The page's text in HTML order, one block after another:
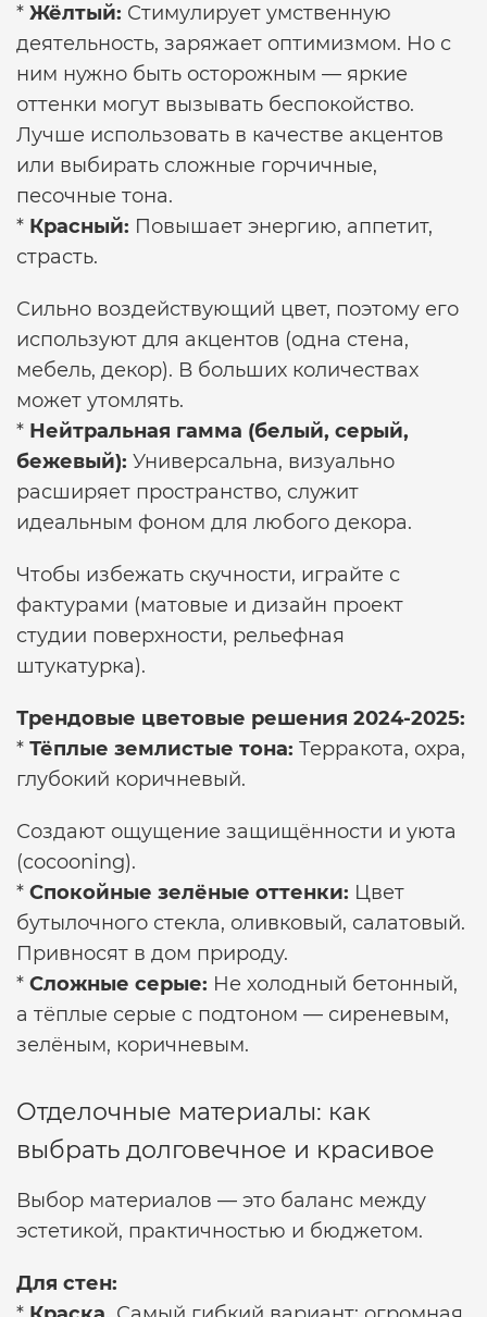
* Жёлтый: Стимулирует умственную
деятельность, заряжает оптимизмом. Но с
ним нужно быть осторожным — яркие
оттенки могут вызывать беспокойство.
Лучше использовать в качестве акцентов
или выбирать сложные горчичные,
песочные тона.
* Красный: Повышает энергию, аппетит,
страсть.
Сильно воздействующий цвет, поэтому его
используют для акцентов (одна стена,
мебель, декор). В больших количествах
может утомлять.
* Нейтральная гамма (белый, серый,
бежевый): Универсальна, визуально
расширяет пространство, служит
идеальным фоном для любого декора.
Чтобы избежать скучности, играйте с
фактурами (матовые и дизайн проект
студии поверхности, рельефная
штукатурка).
Трендовые цветовые решения 2024-2025:
* Тёплые землистые тона: Терракота, охра,
глубокий коричневый.
Создают ощущение защищённости и уюта
(cocooning).
* Спокойные зелёные оттенки: Цвет
бутылочного стекла, оливковый, салатовый.
Привносят в дом природу.
* Сложные серые: Не холодный бетонный,
а тёплые серые с подтоном — сиреневым,
зелёным, коричневым.
Отделочные материалы: как
выбрать долговечное и красивое
Выбор материалов — это баланс между
эстетикой, практичностью и бюджетом.
Для стен: